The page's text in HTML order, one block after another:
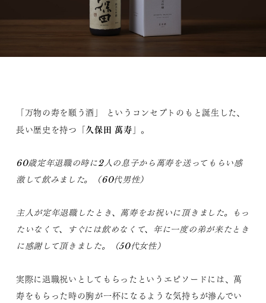
「万物の寿を願う酒」 というコンセプトのもと誕生した、
長い歴史を持つ「久保田 萬寿 」。
60歳定年退職の時に2人の息子から萬寿を送ってもらい感
激して飲みました。（60代男性）
主人が定年退職したとき、萬寿をお祝いに頂きました。もっ
たいなくて、すぐには飲めなくて、年に一度の弟が来たとき
に感謝して頂きました。（50代女性）
実際に退職祝いとしてもらったというエピソードには、萬
寿をもらった時の胸が一杯になるような気持ちが滲んでい